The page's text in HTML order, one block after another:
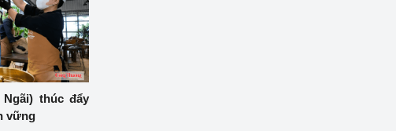
thúc đẩy
vững